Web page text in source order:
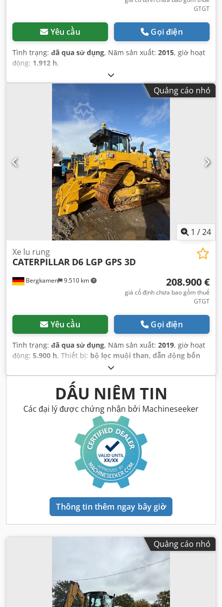
GTGT
Yêu cầu Gọi điện
Tình trạng: đã qua sử dụng, Năm sản xuất: 2015, giờ hoạt
động: 1.912 h,
Quảng cáo nhỏ
1 /24
Bergkamen 9.510 km
Xe lu rung
CATERPILLAR D6 LGP GPS 3D
208.900 €
giá cố định chưa bao gồm thuế
GTGT
Yêu cầu Gọi điện
Tình trạng: đã qua sử dụng, Năm sản xuất: 2019, giờ hoạt
động: 5.900 h, Thiết bị: bộ lọc muội than, dẫn động bốn
DẤU NIÊM TIN
Các đại lý được chứng nhận bởi Machineseeker
Thông tin thêm ngay bây giờ
Quảng cáo nhỏ